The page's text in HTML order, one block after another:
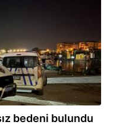
bedeni bulundu